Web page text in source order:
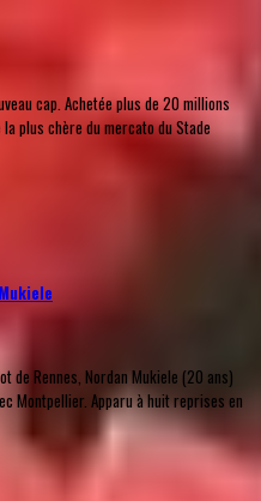
cap. Achetée plus de 20 millions
plus chère du mercato du Stade
de Rennes, Nordan Mukiele (20 ans)
Montpellier. Apparu à huit reprises en